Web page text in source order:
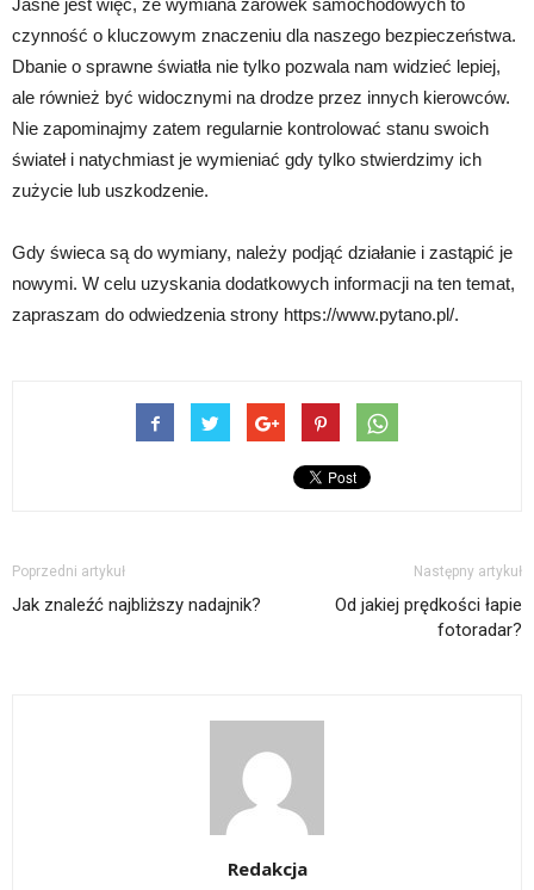
czynność o kluczowym znaczeniu dla naszego bezpieczeństwa.
Dbanie o sprawne światła nie tylko pozwala nam widzieć lepiej,
ale również być widocznymi na drodze przez innych kierowców.
Nie zapominajmy zatem regularnie kontrolować stanu swoich
świateł i natychmiast je wymieniać gdy tylko stwierdzimy ich
zużycie lub uszkodzenie.
Gdy świeca są do wymiany, należy podjąć działanie i zastąpić je
nowymi. W celu uzyskania dodatkowych informacji na ten temat,
zapraszam do odwiedzenia strony https://www.pytano.pl/.
Poprzedni artykuł
Jak znaleźć najbliższy nadajnik?
Następny artykuł
Od jakiej prędkości łapie
fotoradar?
Redakcja